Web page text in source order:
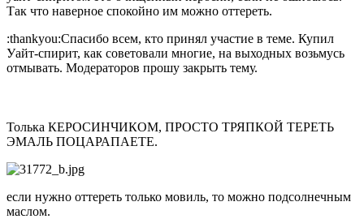
Так что наверное спокойно им можно оттереть.
:thankyou:Спасибо всем, кто принял участие в теме. Купил
Уайт-спирит, как советовали многие, на выходных возьмусь
отмывать. Модераторов прошу закрыть тему.
Толька КЕРОСИНЧИКОМ, ПРОСТО ТРЯПКОЙ ТЕРЕТЬ
ЭМАЛЬ ПОЦАРАПАЕТЕ.
если нужно оттереть только мовиль, то можно подсолнечным
маслом.